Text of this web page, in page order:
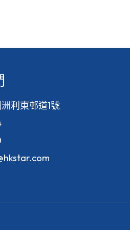
利東邨道1號